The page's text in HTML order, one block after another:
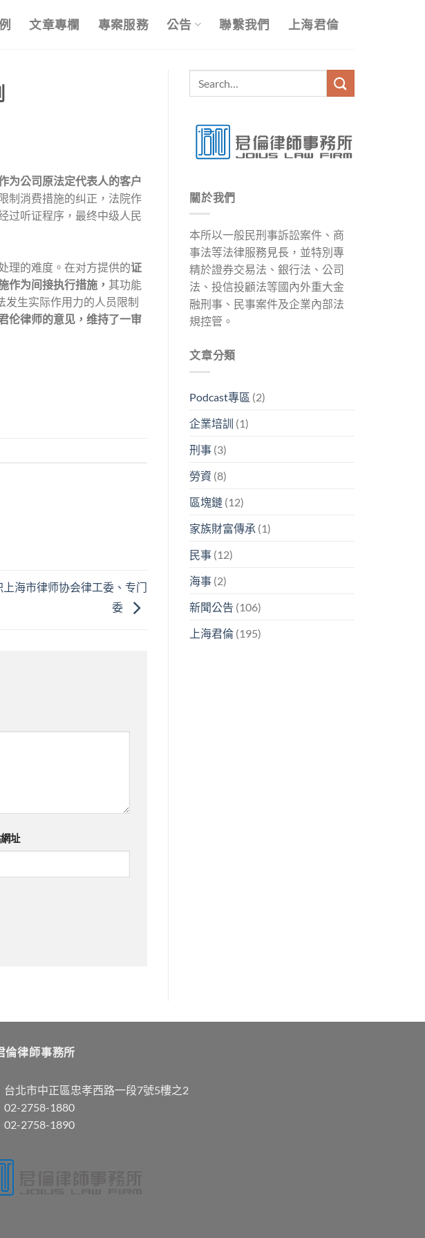
文章專欄 專案服務 公告 聯繫我們 上海君倫
为公司原法定代表人的客户
制消费措施的纠正，法院作
过听证程序，最终中级人民
理的难度。在对方提供的证
作为间接执行措施， 其功能
发生实际作用力的人员限制
伦律师的意见，维持了一审
海市律师协会律工委、专门
委
址
關於我們
本所以一般民刑事訴訟案件、商
事法等法律服務見長，並特別專
精於證券交易法、銀行法、公司
法、投信投顧法等國內外重大金
融刑事、民事案件及企業內部法
規控管。
文章分類
Podcast專區 (2)
企業培訓 (1)
刑事 (3)
勞資 (8)
區塊鏈 (12)
家族財富傳承 (1)
民事 (12)
海事 (2)
新聞公告 (106)
上海君倫 (195)
倫律師事務所
台北市中正區忠孝西路一段7號5樓之2
02-2758-1880
02-2758-1890